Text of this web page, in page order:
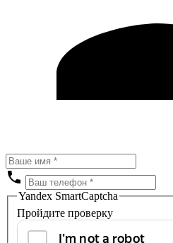
Yandex SmartCaptcha
Пройдите проверку